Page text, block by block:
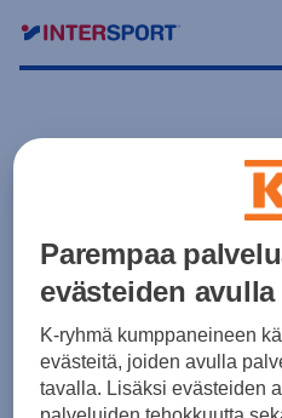
Parempaa
evästeiden avulla
K-ryhmä kumppaneineen
evästeitä, joiden avulla
tavalla. Lisäksi evästeiden